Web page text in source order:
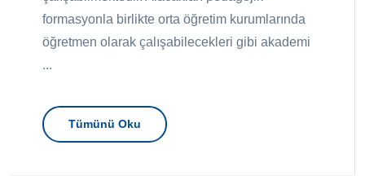
formasyonla birlikte orta öğretim kurumlarında
öğretmen olarak çalışabilecekleri gibi akademi
...
Tümünü Oku